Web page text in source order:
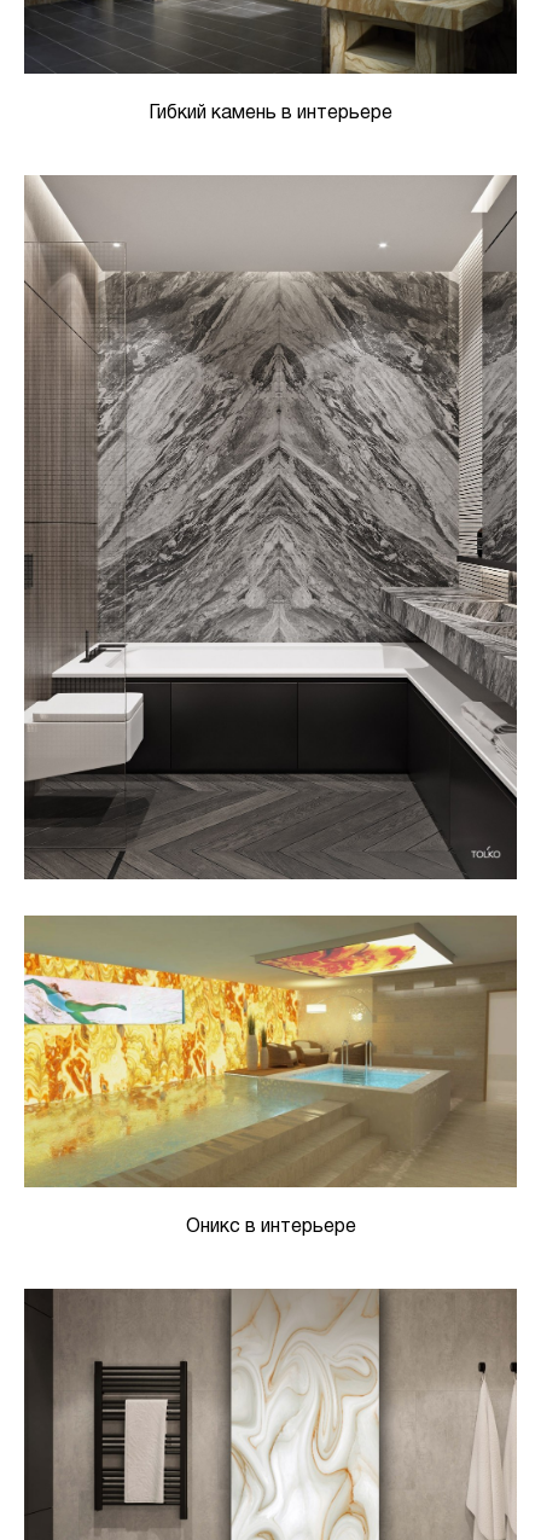
Гибкий камень в интерьере
Оникс в интерьере